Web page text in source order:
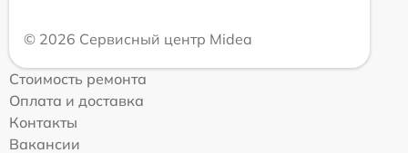
© 2026 Сервисный центр Midea
Стоимость ремонта
Оплата и доставка
Контакты
Вакансии